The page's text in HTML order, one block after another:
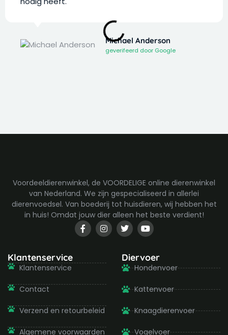
Michael Anderson
geverifeerd door Google
Voordeeldierenwinkel, de VOORDELIGE online dierenwinkel
van Nederland. We zijn gespecialiseerd in allerlei
dierenvoedsel. Van boederij tot huisdieren, wij hebben het
in huis! Omdat jouw dier alleen het beste verdient!
F
a
c
o
I
n
s
g
T
w
i
t
e
r
Y
o
u
u
b
e
Klantenservice
Klantenservice
Contact
Verzend en retourbeleid
Algemene voorwaarden
Diervoer
Hondenvoer
Kattenvoer
Knaagdierenvoer
Vogelvoer